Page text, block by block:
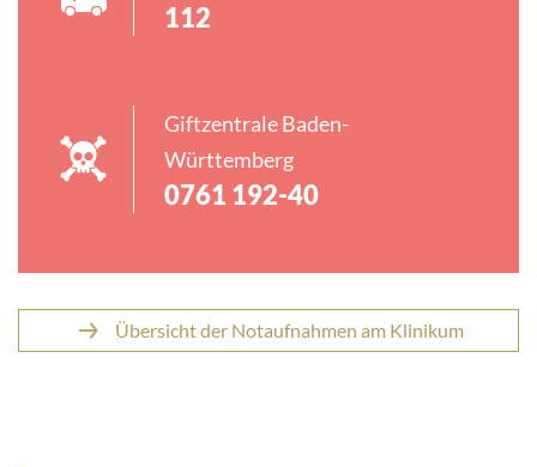
112
Giftzentrale Baden-
Württemberg
0761 192-40
Übersicht der Notaufnahmen am Klinikum